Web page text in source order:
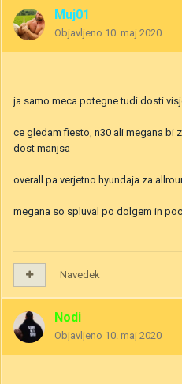
Muj01
Objavljeno 10. maj 2020
ja samo meca potegne tudi dosti
ce gledam fiesto, n30 ali megana bi
dost manjsa
overall pa verjetno hyundaja za
megana so spluval po dolgem in
Navedek
Nodi
Objavljeno 10. maj 2020